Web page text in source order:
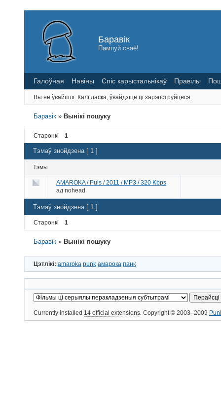
Баравік
Пампуй сваё!
Галоўная Навіны Спіс карыстальнікаў Правілы
Вы не ўвайшлі. Калі ласка, ўвайдзіце ці зарэгіструйцеся.
Баравік » Вынікі пошуку
Старонкі 1
Тэмаў знойдзена [ 1 ]
Тэмы
AMAROKA / Puls / 2011 / MP3 / 320 Kbps
ад nohead
Тэмаў знойдзена [ 1 ]
Старонкі 1
Баравік » Вынікі пошуку
Цэтлікі: amaroka punk амарока панк
Currently installed 14 official extensions. Copyright © 2003–2009